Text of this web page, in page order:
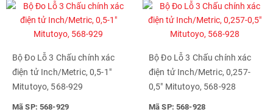
Bộ Đo Lỗ 3 Chấu chính xác
điện tử Inch/Metric, 0,5-1"
Mitutoyo, 568-929
Mã SP: 568-929
Bộ Đo Lỗ 3 Chấu chính xác
điện tử Inch/Metric, 0,257-
0,5" Mitutoyo, 568-928
Mã SP: 568-928